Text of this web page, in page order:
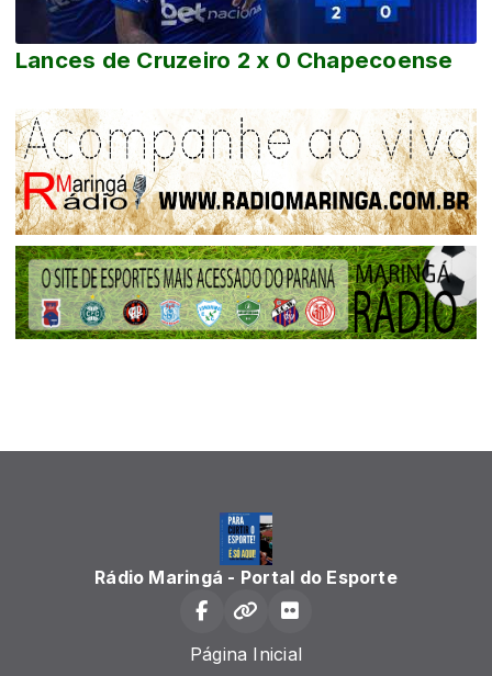
Lances de Cruzeiro 2 x 0 Chapecoense
Rádio Maringá - Portal do Esporte
Página Inicial